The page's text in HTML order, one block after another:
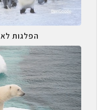
הפלגות